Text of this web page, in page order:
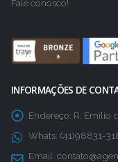
Fale conosco!
INFORMAÇÕES DE
Endereço: R. Emílio
Whats: (41)98831-
Email: